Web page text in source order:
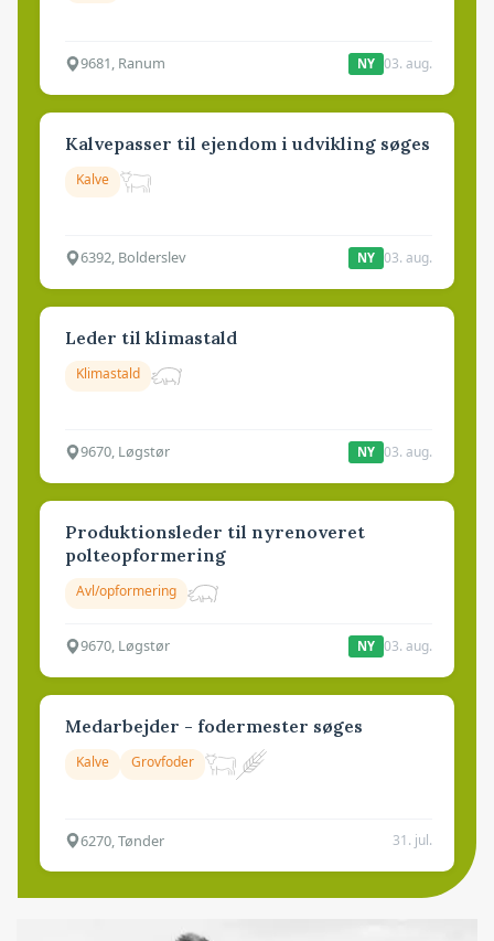
9681, Ranum NY 03. aug.
Kalvepasser til ejendom i udvikling søges
Kalve
6392, Bolderslev NY 03. aug.
Leder til klimastald
Klimastald
9670, Løgstør NY 03. aug.
Produktionsleder til nyrenoveret
polteopformering
Avl/opformering
9670, Løgstør NY 03. aug.
Medarbejder - fodermester søges
Kalve Grovfoder
6270, Tønder 31. jul.